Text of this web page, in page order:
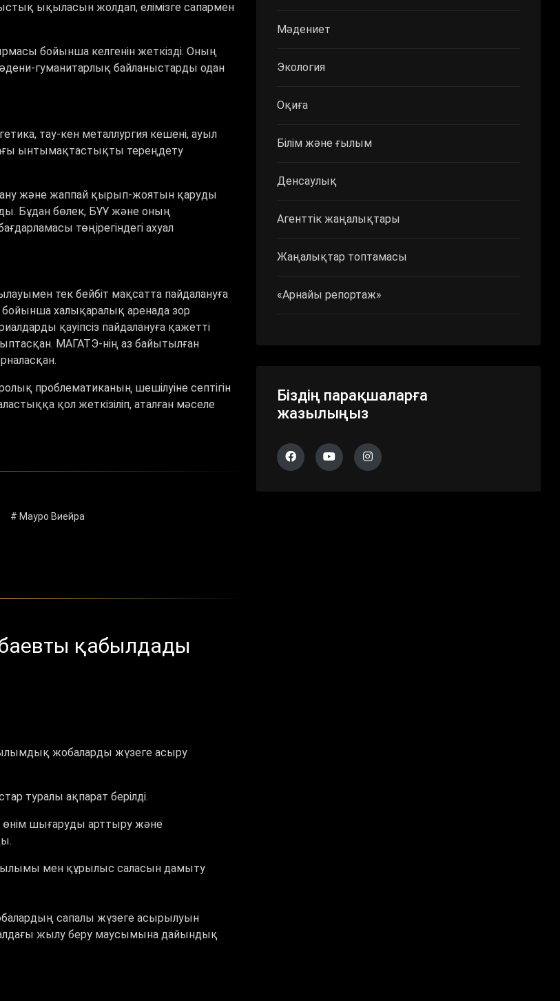
ықыласын жолдап, елімізге сапармен
бойынша келгенін жеткізді. Оның
гуманитарлық байланыстарды одан
тау-кен металлургия кешені, ауыл
ынтымақтастықты тереңдету
және жаппай қырып-жоятын қаруды
Бұдан бөлек, БҰҰ және оның
төңірегіндегі ахуал
тек бейбіт мақсатта пайдалануға
бойынша халықаралық аренада зор
қауіпсіз пайдалануға қажетті
МАГАТЭ-нің аз байытылған
проблематиканың шешілуіне септігін
қол жеткізіліп, аталған мәселе
# Мауро Виейра
қабылдады
жобаларды жүзеге асыру
туралы ақпарат берілді.
өнім шығаруды арттыру және
мен құрылыс саласын дамыту
сапалы жүзеге асырылуын
алдағы жылу беру маусымына дайындық
Мәдениет
Экология
Оқиға
Білім және ғылым
Денсаулық
Агенттік жаңалықтары
Жаңалықтар топтамасы
«Арнайы репортаж»
Біздің парақшаларға
жазылыңыз